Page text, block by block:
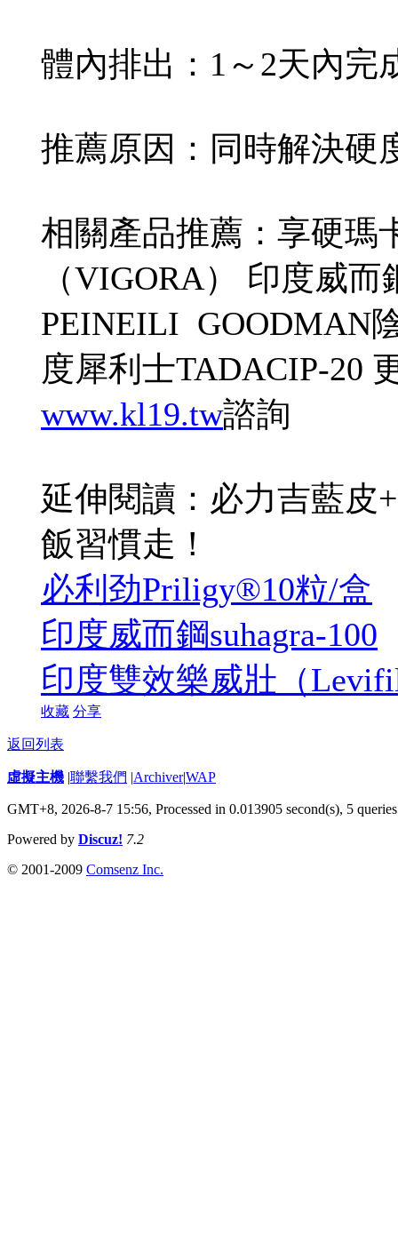
體內排出：1～2天內完
推薦原因：同時解決硬
相關產品推薦：享硬瑪
（VIGORA） 印度威
PEINEILI GOODMAN
度犀利士TADACIP-20
www.kl19.tw諮詢
延伸閱讀：必力吉藍皮
飯習慣走！
必利劲Priligy®10粒/盒
印度威而鋼suhagra-100
印度雙效樂威壯（
收藏 分享
返回列表
虛擬主機 |聯繫我們 |Archiver|WAP
GMT+8, 2026-8-7 15:56, Processed in 0.013905 second(s), 5 queries
Powered by Discuz! 7.2
© 2001-2009 Comsenz Inc.